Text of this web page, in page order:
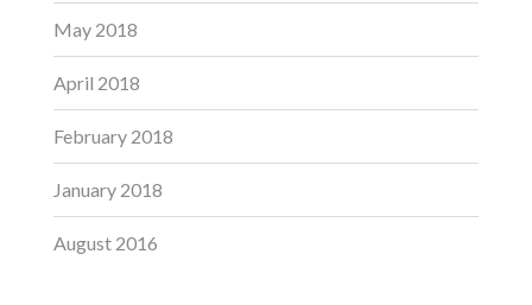
May 2018
April 2018
February 2018
January 2018
August 2016